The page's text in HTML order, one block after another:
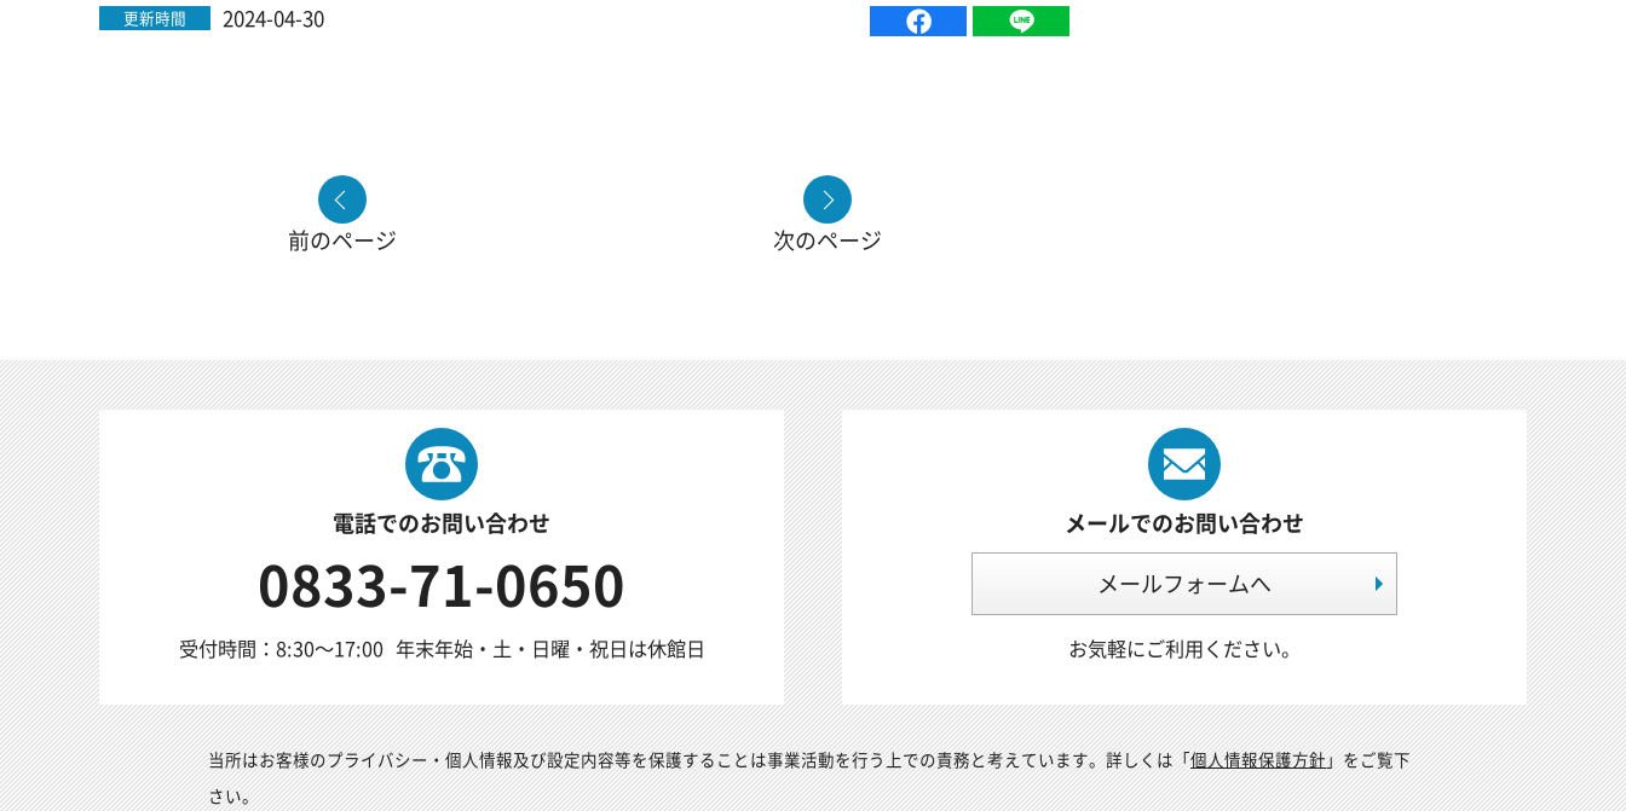
更新時間 2024-04-30
前のページ 次のページ
電話でのお問い合わせ
0833-71-0650
受付時間：8:30～17:00 年末年始・土・日曜・祝日は休館日
メールでのお問い合わせ
メールフォームへ
お気軽にご利用ください。
当所はお客様のプライバシー・個人情報及び設定内容等を保護することは事業活動を行う上での責務と考えています。詳しくは「個人情報保護方針」をご覧下
さい。